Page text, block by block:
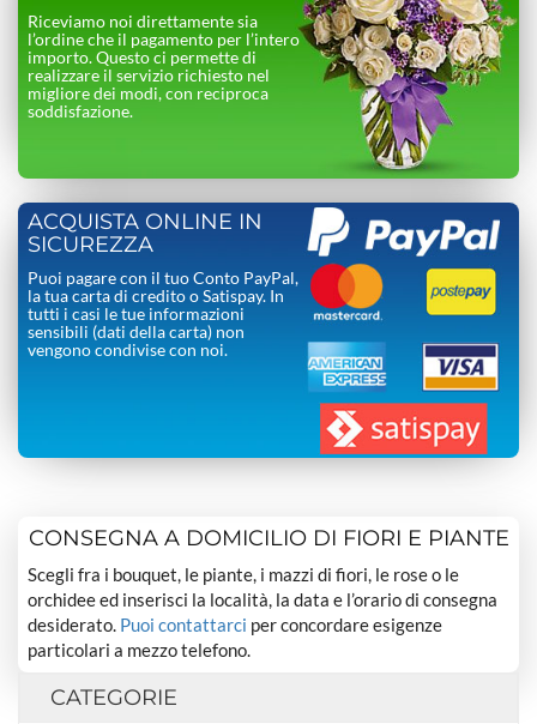
Riceviamo noi direttamente sia
l’ordine che il pagamento per l’intero
importo. Questo ci permette di
realizzare il servizio richiesto nel
migliore dei modi, con reciproca
soddisfazione.
ACQUISTA ONLINE IN
SICUREZZA
Puoi pagare con il tuo Conto PayPal,
la tua carta di credito o Satispay. In
tutti i casi le tue informazioni
sensibili (dati della carta) non
vengono condivise con noi.
CONSEGNA A DOMICILIO DI FIORI E PIANTE
Scegli fra i bouquet, le piante, i mazzi di fiori, le rose o le
orchidee ed inserisci la località, la data e l’orario di consegna
desiderato. Puoi contattarci per concordare esigenze
particolari a mezzo telefono.
CATEGORIE